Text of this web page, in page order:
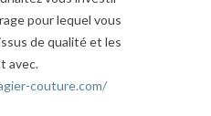
pour lequel vous
de qualité et les
avec.
couture.com/